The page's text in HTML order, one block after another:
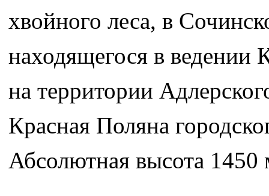
хвойного леса, в
находящегося в ведении
на территории
Красная Поляна
Абсолютная высота